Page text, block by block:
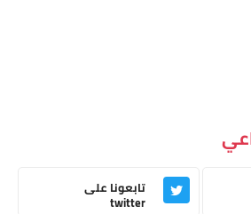
تابعونا على
twitter